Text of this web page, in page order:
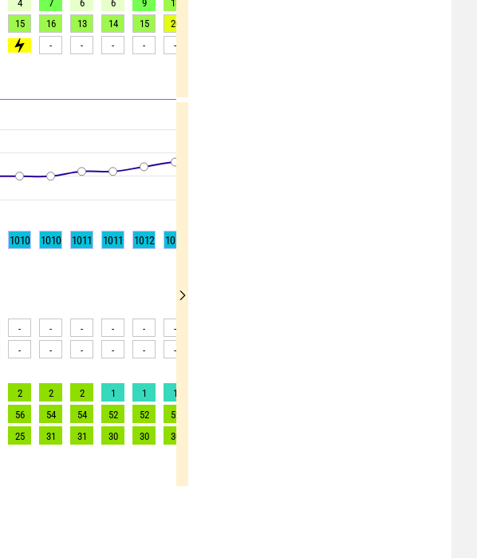
4 7 6 6 9 13
15 16 13 14 15 20
>90 - - - - -
1010 1010 1011 1011 1012 1013
- - - - - -
- - - - - -
2 2 2 1 1 1
56 54 54 52 52 52
25 31 31 30 30 30